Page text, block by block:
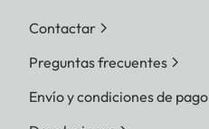
Contactar
Preguntas frecuentes
Envío y condiciones de pago